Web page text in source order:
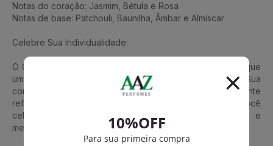
Notas do coração: Jasmim, Bétula e Rosa
Notas de base: Patchouli, Baunilha, Âmbar e Almíscar
Celebre Sua Individualidade:
O Club de Nuit Intense Man Parfum de Armaf é mais do que
um perfume, é uma declaração de personalidade. Sua
combinação única de notas e sua evolução cativante
refletem a essência de quem você é, permitindo que você
celebre sua individualidade de maneira sofisticada e
memorável.